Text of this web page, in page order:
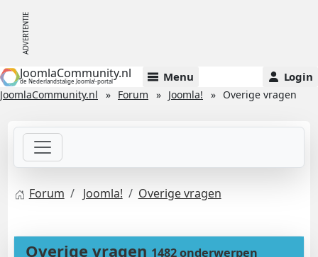
JoomlaCommunity.nl
de Nederlandstalige Joomla!-portal Menu Login
JoomlaCommunity.nl Forum Joomla! Overige vragen
Forum Joomla! Overige vragen
Overige vragen 1482 onderwerpen